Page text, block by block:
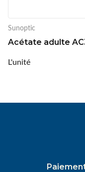
Sunoptic
Acétate adulte
L'unité